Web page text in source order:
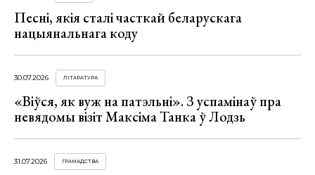
Песні, якія сталі часткай беларускага
нацыянальнага коду
30.07.2026 ЛІТАРАТУРА
«Віўся, як вуж на патэльні». З успамінаў пра
невядомы візіт Максіма Танка ў Лодзь
31.07.2026 ГРАМАДСТВА